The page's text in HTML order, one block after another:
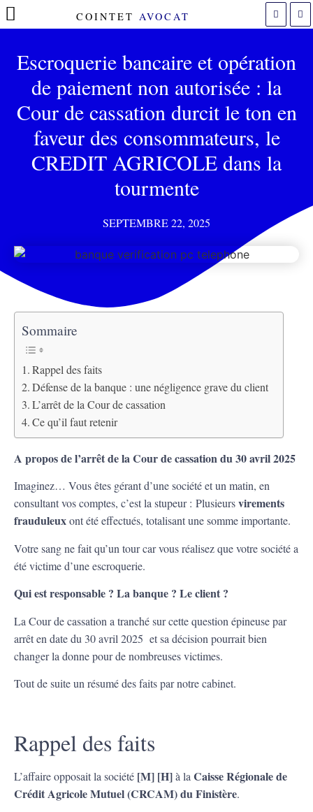
COINTET AVOCAT
Escroquerie bancaire et opération
de paiement non autorisée : la
Cour de cassation durcit le ton en
faveur des consommateurs, le
CREDIT AGRICOLE dans la
tourmente
SEPTEMBRE 22, 2025
Sommaire
Rappel des faits
Défense de la banque : une négligence grave du client
L’arrêt de la Cour de cassation
Ce qu’il faut retenir
A propos de l’arrêt de la Cour de cassation du 30 avril 2025
Imaginez… Vous êtes gérant d’une société et un matin, en
consultant vos comptes, c’est la stupeur : Plusieursvirements
frauduleuxont été effectués, totalisant une somme importante.
Votre sang ne fait qu’un tour car vous réalisez que votre société a
été victime d’une escroquerie.
Qui est responsable ? La banque ? Le client ?
La Cour de cassation a tranché sur cette question épineuse par
arrêt en date du 30 avril 2025 et sa décision pourrait bien
changer la donne pour de nombreuses victimes.
Tout de suite un résumé des faits par notre cabinet.
Rappel des faits
L’affaire opposait la société [M] [H]à la Caisse Régionale de
Crédit Agricole Mutuel (CRCAM) du Finistère.